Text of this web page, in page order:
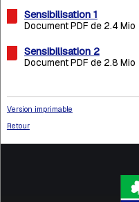
Sensibilisation 1
Document PDF de 2.4 Mio
Sensibilisation 2
Document PDF de 2.8 Mio
Version imprimable
Retour